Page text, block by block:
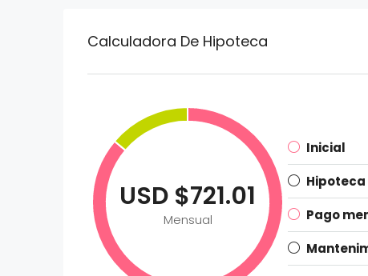
Calculadora De Hipoteca
USD $721.01
Mensual
Inicial
Hipoteca
Pago